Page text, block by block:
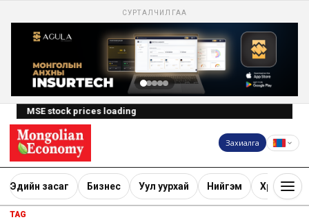
СУРТАЛЧИЛГАА
MSE stock prices loading
Захиалга
Эдийн засаг Бизнес Уул уурхай Нийгэм Хөрөнгө
TAG